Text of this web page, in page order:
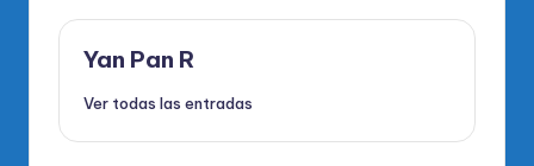
Yan Pan R
Ver todas las entradas